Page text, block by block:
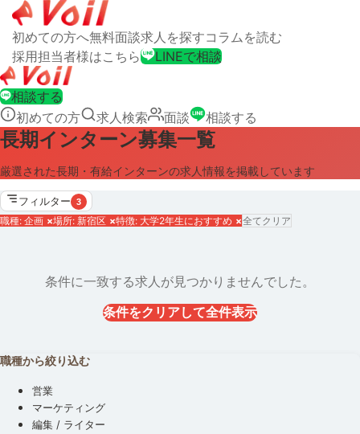
初めての方へ無料面談求人を探すコラムを読む
採用担当者様はこちら
LINEで相談
相談する
初めての方
求人検索 面談 相談する
長期インターン募集一覧
厳選された長期・有給インターンの求人情報を掲載しています
フィルター 3
職種: 企画 ×場所: 新宿区 ×特徴: 大学2年生におすすめ ×全てクリア
条件に一致する求人が見つかりませんでした。
条件をクリアして全件表示
職種から絞り込む
営業
マーケティング
編集 / ライター